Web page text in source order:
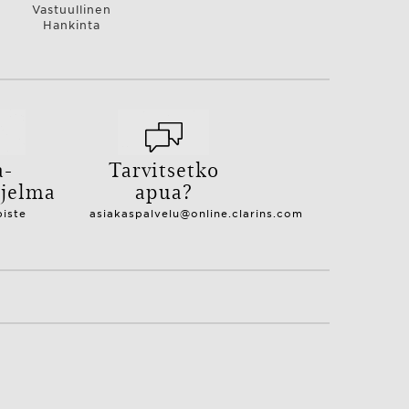
Vastuullinen
Hankinta
Tarvitsetko
apua?
asiakaspalvelu@online.clarins.com